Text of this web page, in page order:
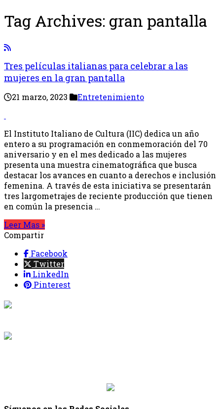
Tag Archives: gran pantalla
Tres películas italianas para celebrar a las
mujeres en la gran pantalla
21 marzo, 2023 Entretenimiento
El Instituto Italiano de Cultura (IIC) dedica un año
entero a su programación en conmemoración del 70
aniversario y en el mes dedicado a las mujeres
presenta una muestra cinematográfica que busca
destacar los avances en cuanto a derechos e inclusión
femenina. A través de esta iniciativa se presentarán
tres largometrajes de reciente producción que tienen
en común la presencia …
Leer Mas »
Compartir
Facebook
Twitter
LinkedIn
Pinterest